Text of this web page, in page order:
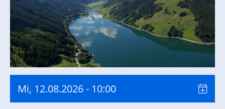
Mi, 12.08.2026- 10:00